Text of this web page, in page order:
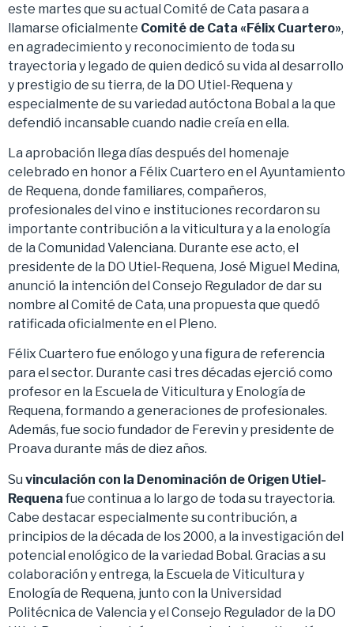
este martes que su actual Comité de Cata pasara a
llamarse oficialmente Comité de Cata «Félix Cuartero»,
en agradecimiento y reconocimiento de toda su
trayectoria y legado de quien dedicó su vida al desarrollo
y prestigio de su tierra, de la DO Utiel-Requena y
especialmente de su variedad autóctona Bobal a la que
defendió incansable cuando nadie creía en ella.
La aprobación llega días después del homenaje
celebrado en honor a Félix Cuartero en el Ayuntamiento
de Requena, donde familiares, compañeros,
profesionales del vino e instituciones recordaron su
importante contribución a la viticultura y a la enología
de la Comunidad Valenciana. Durante ese acto, el
presidente de la DO Utiel-Requena, José Miguel Medina,
anunció la intención del Consejo Regulador de dar su
nombre al Comité de Cata, una propuesta que quedó
ratificada oficialmente en el Pleno.
Félix Cuartero fue enólogo y una figura de referencia
para el sector. Durante casi tres décadas ejerció como
profesor en la Escuela de Viticultura y Enología de
Requena, formando a generaciones de profesionales.
Además, fue socio fundador de Ferevin y presidente de
Proava durante más de diez años.
Su vinculación con la Denominación de Origen Utiel-
Requena fue continua a lo largo de toda su trayectoria.
Cabe destacar especialmente su contribución, a
principios de la década de los 2000, a la investigación del
potencial enológico de la variedad Bobal. Gracias a su
colaboración y entrega, la Escuela de Viticultura y
Enología de Requena, junto con la Universidad
Politécnica de Valencia y el Consejo Regulador de la DO